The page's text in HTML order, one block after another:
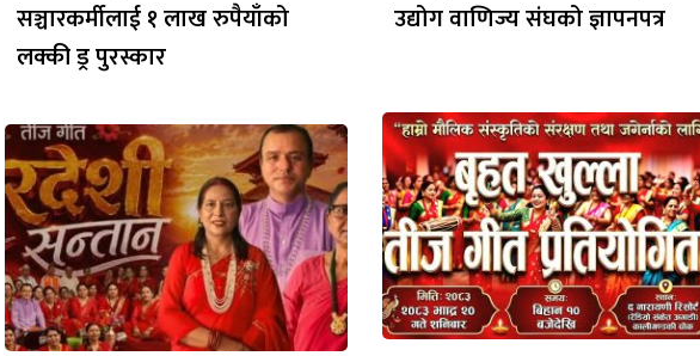
सञ्चारकर्मीलाई १ लाख रुपैयाँको
लक्की ड्र पुरस्कार
उद्योग वाणिज्य संघको ज्ञापनपत्र